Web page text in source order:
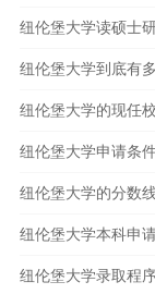
纽伦堡大学读硕士
纽伦堡大学到底有
纽伦堡大学的现任
纽伦堡大学申请条
纽伦堡大学的分数
纽伦堡大学本科申
纽伦堡大学录取程